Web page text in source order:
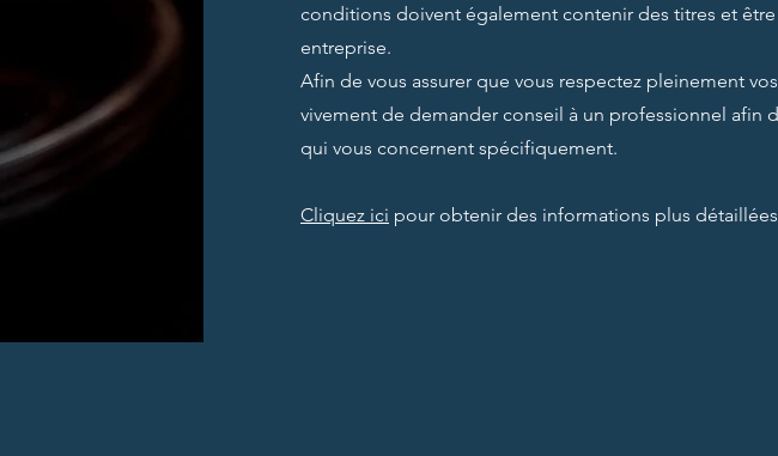
conditions doivent également contenir des titres et
entreprise.
Afin de vous assurer que vous respectez pleinement
vivement de demander conseil à un professionnel afin
qui vous concernent spécifiquement.
Cliquez ici pour obtenir des informations plus